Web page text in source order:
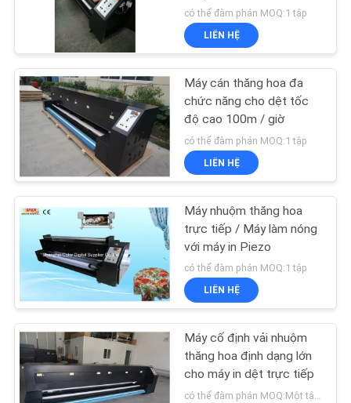
THAM
QUAN
NHÀ
MÁY
KIỂM
SOÁT
CHẤT
LƯỢNG
LIÊN
HỆ
CHÚNG
TÔI
có thể đàm phán MOQ:1 tập
LIÊN HỆ
Máy cán thăng hoa đa
chức năng cho dệt tốc
độ cao 100m / giờ
có thể đàm phán MOQ:1 tập
LIÊN HỆ
Máy nhuộm thăng hoa
trực tiếp / Máy làm nóng
với máy in Piezo
có thể đàm phán MOQ:1 tập
LIÊN HỆ
Máy cố định vải nhuộm
thăng hoa định dạng lớn
cho máy in dệt trực tiếp
có thể đàm phán MOQ:Một tập hợp